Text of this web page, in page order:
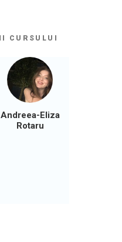
CURSULUI
Andreea-Eliza
Rotaru